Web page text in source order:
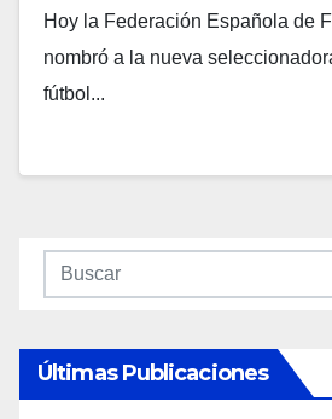
Hoy la Federación Española de
nombró a la nueva
fútbol...
Últimas Publicaciones